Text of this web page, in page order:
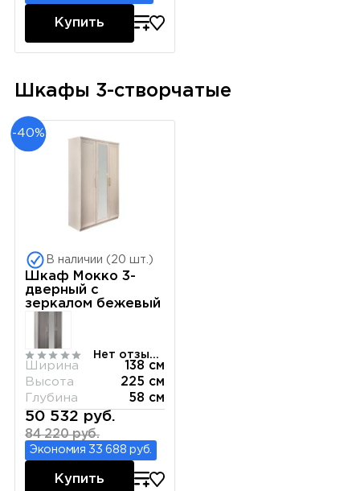
Купить
Шкафы 3-створчатые
-40%
В наличии (20 шт.)
Шкаф Мокко 3-
дверный с
зеркалом бежевый
Нет отзывов
Ширина
138 см
Высота
225 см
Глубина
58 см
50 532 руб.
84 220 руб.
Экономия 33 688 руб.
Купить